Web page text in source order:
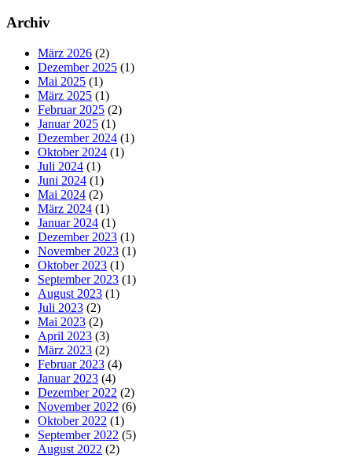
Archiv
März 2026 (2)
Dezember 2025 (1)
Mai 2025 (1)
März 2025 (1)
Februar 2025 (2)
Januar 2025 (1)
Dezember 2024 (1)
Oktober 2024 (1)
Juli 2024 (1)
Juni 2024 (1)
Mai 2024 (2)
März 2024 (1)
Januar 2024 (1)
Dezember 2023 (1)
November 2023 (1)
Oktober 2023 (1)
September 2023 (1)
August 2023 (1)
Juli 2023 (2)
Mai 2023 (2)
April 2023 (3)
März 2023 (2)
Februar 2023 (4)
Januar 2023 (4)
Dezember 2022 (2)
November 2022 (6)
Oktober 2022 (1)
September 2022 (5)
August 2022 (2)